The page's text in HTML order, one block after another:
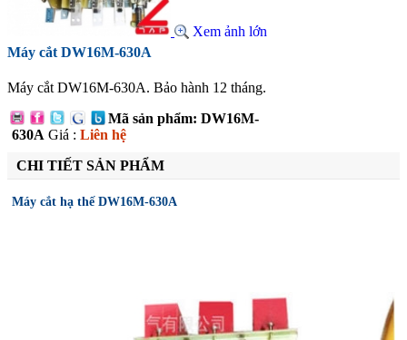
Xem ảnh lớn
Máy cắt DW16M-630A
Máy cắt DW16M-630A. Bảo hành 12 tháng.
Mã sản phẩm: DW16M-
630A Giá : Liên hệ
CHI TIẾT SẢN PHẨM
Máy cắt hạ thế DW16M-630A